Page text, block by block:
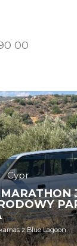
00
Cypr
z Blue Lagoon